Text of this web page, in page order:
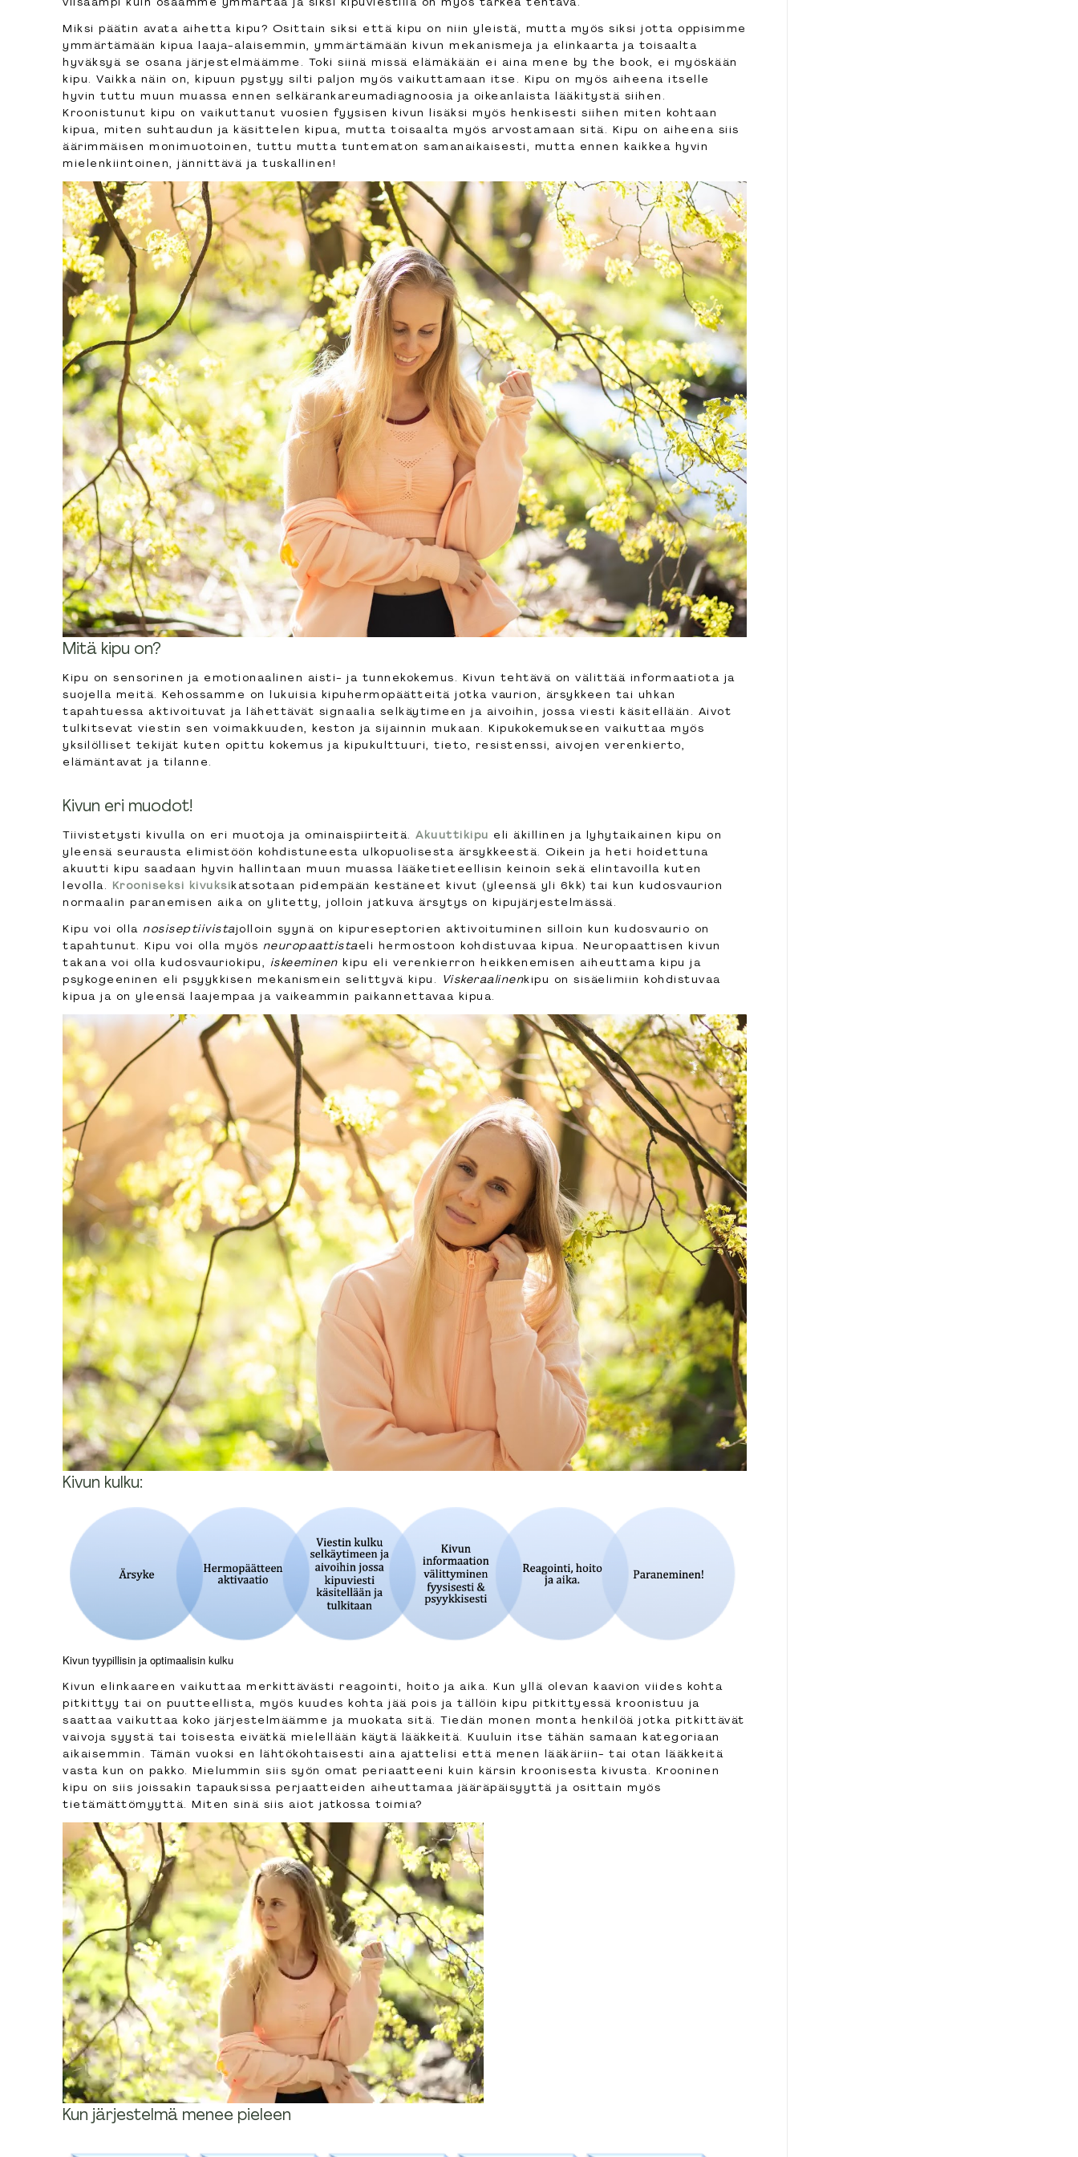
Miksi päätin avata aihetta kipu? Osittain siksi että kipu on niin yleistä, mutta myös siksi jotta oppisimme
ymmärtämään kipua laaja-alaisemmin, ymmärtämään kivun mekanismeja ja elinkaarta ja toisaalta
hyväksyä se osana järjestelmäämme. Toki siinä missä elämäkään ei aina mene by the book, ei myöskään
kipu. Vaikka näin on, kipuun pystyy silti paljon myös vaikuttamaan itse. Kipu on myös aiheena itselle
hyvin tuttu muun muassa ennen selkärankareumadiagnoosia ja oikeanlaista lääkitystä siihen.
Kroonistunut kipu on vaikuttanut vuosien fyysisen kivun lisäksi myös henkisesti siihen miten kohtaan
kipua, miten suhtaudun ja käsittelen kipua, mutta toisaalta myös arvostamaan sitä. Kipu on aiheena siis
äärimmäisen monimuotoinen, tuttu mutta tuntematon samanaikaisesti, mutta ennen kaikkea hyvin
mielenkiintoinen, jännittävä ja tuskallinen!
Mitä kipu on?
Kipu on sensorinen ja emotionaalinen aisti- ja tunnekokemus. Kivun tehtävä on välittää informaatiota ja
suojella meitä. Kehossamme on lukuisia kipuhermopäätteitä jotka vaurion, ärsykkeen tai uhkan
tapahtuessa aktivoituvat ja lähettävät signaalia selkäytimeen ja aivoihin, jossa viesti käsitellään. Aivot
tulkitsevat viestin sen voimakkuuden, keston ja sijainnin mukaan. Kipukokemukseen vaikuttaa myös
yksilölliset tekijät kuten opittu kokemus ja kipukulttuuri, tieto, resistenssi, aivojen verenkierto,
elämäntavat ja tilanne.
Kivun eri muodot!
Tiivistetysti kivulla on eri muotoja ja ominaispiirteitä.Akuuttikipu eli äkillinen ja lyhytaikainen kipu on
yleensä seurausta elimistöön kohdistuneesta ulkopuolisesta ärsykkeestä. Oikein ja heti hoidettuna
akuutti kipu saadaan hyvin hallintaan muun muassa lääketieteellisin keinoin sekä elintavoilla kuten
levolla. Krooniseksi kivuksikatsotaan pidempään kestäneet kivut (yleensä yli 6kk) tai kun kudosvaurion
normaalin paranemisen aika on ylitetty, jolloin jatkuva ärsytys on kipujärjestelmässä.
Kipu voi ollanosiseptiivistajolloin syynä on kipureseptorien aktivoituminen silloin kun kudosvaurio on
tapahtunut. Kipu voi olla myös neuropaattistaeli hermostoon kohdistuvaa kipua. Neuropaattisen kivun
takana voi olla kudosvauriokipu, iskeeminenkipu eli verenkierron heikkenemisen aiheuttama kipu ja
psykogeeninen eli psyykkisen mekanismein selittyvä kipu. Viskeraalinenkipu on sisäelimiin kohdistuvaa
kipua ja on yleensä laajempaa ja vaikeammin paikannettavaa kipua.
Kivun kulku:
Kivun tyypillisin ja optimaalisin kulku
Kivun elinkaareen vaikuttaa merkittävästi reagointi, hoito ja aika. Kun yllä olevan kaavion viides kohta
pitkittyy tai on puutteellista, myös kuudes kohta jää pois ja tällöin kipu pitkittyessä kroonistuu ja
saattaa vaikuttaa koko järjestelmäämme ja muokata sitä. Tiedän monen monta henkilöä jotka pitkittävät
vaivoja syystä tai toisesta eivätkä mielellään käytä lääkkeitä. Kuuluin itse tähän samaan kategoriaan
aikaisemmin. Tämän vuoksi en lähtökohtaisesti aina ajattelisi että menen lääkäriin- tai otan lääkkeitä
vasta kun on pakko. Mielummin siis syön omat periaatteeni kuin kärsin kroonisesta kivusta. Krooninen
kipu on siis joissakin tapauksissa perjaatteiden aiheuttamaa jääräpäisyyttä ja osittain myös
tietämättömyyttä. Miten sinä siis aiot jatkossa toimia?
Kun järjestelmä menee pieleen